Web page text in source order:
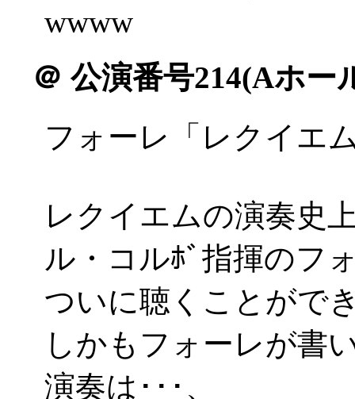
wwww
＠ 公演番号214(Aホー
フォーレ「レクイエ
レクイエムの演奏史
ル・コルﾎﾞ指揮のフ
ついに聴くことがで
しかもフォーレが書
演奏は･･･、